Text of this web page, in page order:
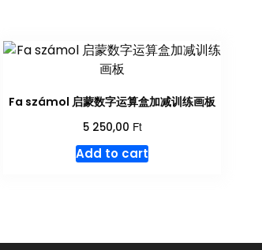
Fa számol 启蒙数字运算盒加减训练画板
5 250,00 Ft
Add to cart